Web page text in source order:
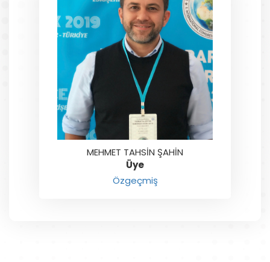
MEHMET TAHSİN ŞAHİN
Üye
Özgeçmiş